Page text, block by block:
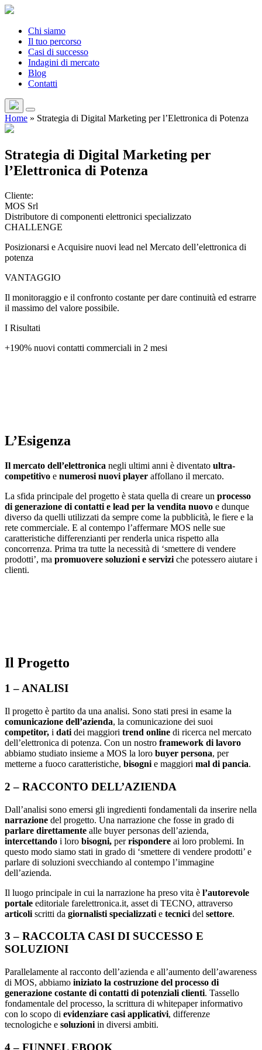
Chi siamo
Il tuo percorso
Casi di successo
Indagini di mercato
Blog
Contatti
Home » Strategia di Digital Marketing per l’Elettronica di Potenza
Strategia di Digital Marketing per
l’Elettronica di Potenza
Cliente:
MOS Srl
Distributore di componenti elettronici specializzato
CHALLENGE
Posizionarsi e Acquisire nuovi lead nel Mercato dell’elettronica di
potenza
VANTAGGIO
Il monitoraggio e il confronto costante per dare continuità ed estrarre
il massimo del valore possibile.
I Risultati
+190% nuovi contatti commerciali in 2 mesi
L’Esigenza
Il mercato dell’elettronica negli ultimi anni è diventato ultra-
competitivo e numerosi nuovi player affollano il mercato.
La sfida principale del progetto è stata quella di creare un processo
di generazione di contatti e lead per la vendita nuovo e dunque
diverso da quelli utilizzati da sempre come la pubblicità, le fiere e la
rete commerciale. E al contempo l’affermare MOS nelle sue
caratteristiche differenzianti per renderla unica rispetto alla
concorrenza. Prima tra tutte la necessità di ‘smettere di vendere
prodotti’, ma promuovere soluzioni e servizi che potessero aiutare i
clienti.
Il Progetto
1 – ANALISI
Il progetto è partito da una analisi. Sono stati presi in esame la
comunicazione dell’azienda, la comunicazione dei suoi
competitor, i dati dei maggiori trend online di ricerca nel mercato
dell’elettronica di potenza. Con un nostro framework di lavoro
abbiamo studiato insieme a MOS la loro buyer persona, per
metterne a fuoco caratteristiche, bisogni e maggiori mal di pancia.
2 – RACCONTO DELL’AZIENDA
Dall’analisi sono emersi gli ingredienti fondamentali da inserire nella
narrazione del progetto. Una narrazione che fosse in grado di
parlare direttamente alle buyer personas dell’azienda,
intercettando i loro bisogni, perrispondere ai loro problemi. In
questo modo siamo stati in grado di ‘smettere di vendere prodotti’ e
parlare di soluzioni svecchiando al contempo l’immagine
dell’azienda.
Il luogo principale in cui la narrazione ha preso vita è l’autorevole
portale editoriale farelettronica.it, asset di TECNO, attraverso
articoli scritti da giornalisti specializzati e tecnici del settore.
3 – RACCOLTA CASI DI SUCCESSO E
SOLUZIONI
Parallelamente al racconto dell’azienda e all’aumento dell’awareness
di MOS, abbiamo iniziato la costruzione del processo di
generazione costante di contatti di potenziali clienti. Tassello
fondamentale del processo, la scrittura di whitepaper informativo
con lo scopo di evidenziare casi applicativi, differenze
tecnologiche e soluzioni in diversi ambiti.
4 – FUNNEL EBOOK